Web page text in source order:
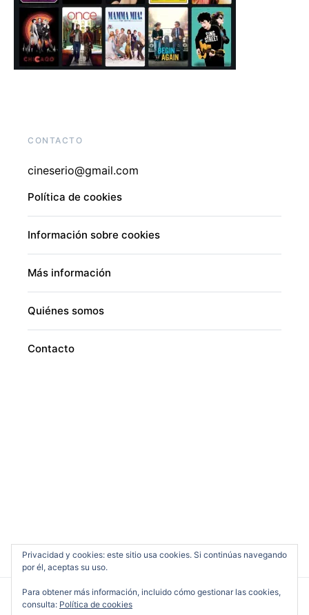
CONTACTO
cineserio@gmail.com
Política de cookies
Información sobre cookies
Más información
Quiénes somos
Contacto
Privacidad y cookies: este sitio usa cookies. Si continúas navegando
por él, aceptas su uso.
Para obtener más información, incluido cómo gestionar las cookies,
consulta: Política de cookies